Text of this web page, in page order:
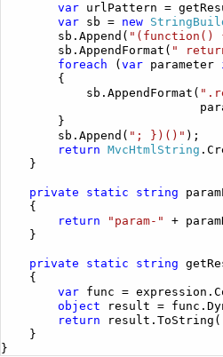
var urlPattern =
var sb = new
sb.Append( "(function()
sb.AppendFormat( "
foreach ( var parameter
{
sb.AppendFormat(
}
sb.Append( "; })()" );
return MvcHtmlString
}
private static string
{
return
"param-"
+
}
private static string
{
var func =
object result =
return
}
}